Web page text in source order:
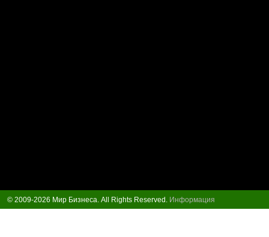
© 2009-2026 Мир Бизнеса. All Rights Reserved. Информация